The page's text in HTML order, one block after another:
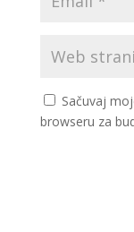
Sačuvaj
browseru za